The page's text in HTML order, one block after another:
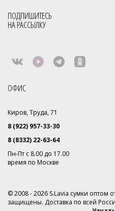
ПОДПИШИТЕСЬ
НА РАССЫЛКУ
ОФИС
Киров, Труда, 71
8 (922) 957-33-30
8 (8332) 22-63-64
Пн-Пт с 8.00 до 17.00
время по Москве
© 2008 - 2026 S.Lavia сумки оптом
защищены. Доставка по всей